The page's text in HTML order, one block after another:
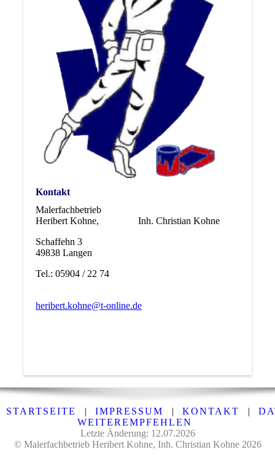
Kontakt
Malerfachbetrieb
Heribert Kohne, Inh. Christian Kohne
Schaffehn 3
49838 Langen
Tel.: 05904 / 22 74
heribert.kohne@t-online.de
STARTSEITE | IMPRESSUM | KONTAKT |
WEITEREMPFEHLEN
Letzte Änderung: 12.07.2026
© Malerfachbetrieb Heribert Kohne, Inh. Christian Kohne 2026